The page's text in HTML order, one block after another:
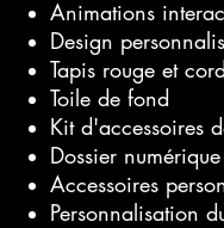
Animations
Design
Tapis rouge et
Toile de fond
Kit d'accessoires
Dossier
Accessoires
Personnalisation